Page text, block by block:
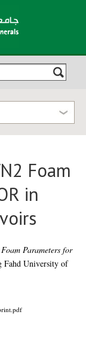
Foam
in
Parameters for
Fahd University of